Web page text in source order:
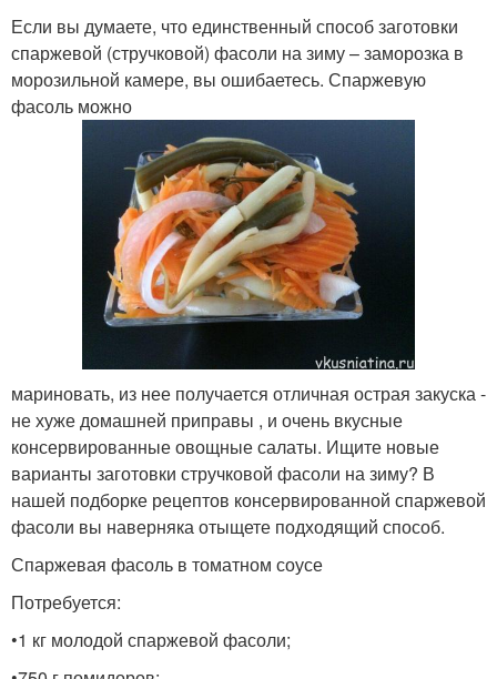
Если вы думаете, что единственный способ заготовки
спаржевой (стручковой) фасоли на зиму – заморозка в
морозильной камере, вы ошибаетесь. Спаржевую
фасоль можно
мариновать, из нее получается отличная острая закуска -
не хуже домашней приправы , и очень вкусные
консервированные овощные салаты. Ищите новые
варианты заготовки стручковой фасоли на зиму? В
нашей подборке рецептов консервированной спаржевой
фасоли вы наверняка отыщете подходящий способ.
Спаржевая фасоль в томатном соусе
Потребуется:
•1 кг молодой спаржевой фасоли;